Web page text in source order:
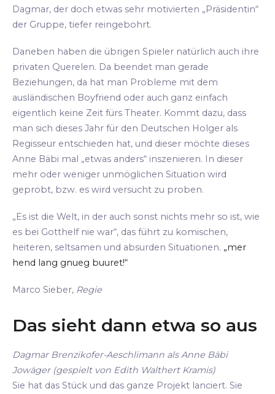
Dagmar, der doch etwas sehr motivierten „Präsidentin“
der Gruppe, tiefer reingebohrt.
Daneben haben die übrigen Spieler natürlich auch ihre
privaten Querelen. Da beendet man gerade
Beziehungen, da hat man Probleme mit dem
ausländischen Boyfriend oder auch ganz einfach
eigentlich keine Zeit fürs Theater. Kommt dazu, dass
man sich dieses Jahr für den Deutschen Holger als
Regisseur entschieden hat, und dieser möchte dieses
Anne Bäbi mal „etwas anders“ inszenieren. In dieser
mehr oder weniger unmöglichen Situation wird
geprobt, bzw. es wird versucht zu proben.
„Es ist die Welt, in der auch sonst nichts mehr so ist, wie
es bei Gotthelf nie war“, das führt zu komischen,
heiteren, seltsamen und absurden Situationen. „mer
hend lang gnueg buuret!“
Marco Sieber, Regie
Das sieht dann etwa so aus
Dagmar Brenzikofer-Aeschlimann als Anne Bäbi
Jowäger (gespielt von Edith Walthert Kramis)
Sie hat das Stück und das ganze Projekt lanciert. Sie